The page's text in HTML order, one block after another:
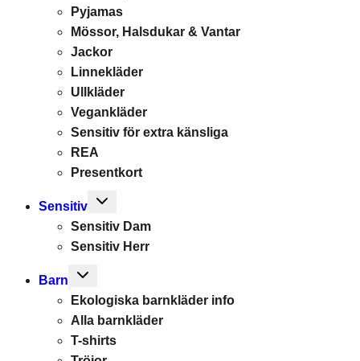
Pyjamas
Mössor, Halsdukar & Vantar
Jackor
Linnekläder
Ullkläder
Vegankläder
Sensitiv för extra känsliga
REA
Presentkort
Sensitiv
Toggle
menu
Sensitiv Dam
Sensitiv Herr
Barn
Toggle
menu
Ekologiska barnkläder info
Alla barnkläder
T-shirts